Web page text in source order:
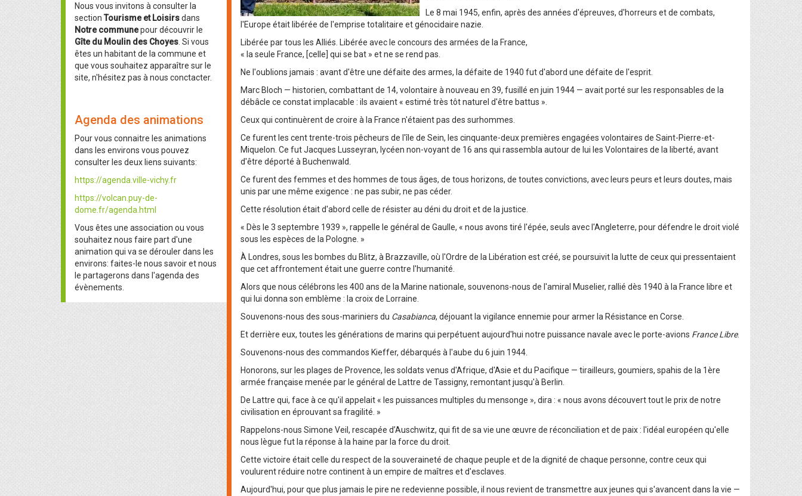
Le 8 mai 1945, enfin, après des années d'épreuves, d'horreurs et de combats,
l'Europe était libérée de l'emprise totalitaire et génocidaire nazie.
Libérée par tous les Alliés. Libérée avec le concours des armées de la France,
« la seule France, [celle] qui se bat » et ne se rend pas.
Ne l'oublions jamais : avant d'être une défaite des armes, la défaite de 1940 fut d'abord une défaite de l'esprit.
Marc Bloch — historien, combattant de 14, volontaire à nouveau en 39, fusillé en juin 1944 — avait porté sur les responsables de la
débâcle ce constat implacable : ils avaient « estimé très tôt naturel d'être battus ».
Ceux qui continuèrent de croire à la France n'étaient pas des surhommes.
Ce furent les cent trente-trois pêcheurs de l'île de Sein, les cinquante-deux premières engagées volontaires de Saint-Pierre-et-
Miquelon. Ce fut Jacques Lusseyran, lycéen non-voyant de 16 ans qui rassembla autour de lui les Volontaires de la liberté, avant
d'être déporté à Buchenwald.
Ce furent des femmes et des hommes de tous âges, de tous horizons, de toutes convictions, avec leurs peurs et leurs doutes, mais
unis par une même exigence : ne pas subir, ne pas céder.
Cette résolution était d'abord celle de résister au déni du droit et de la justice.
« Dès le 3 septembre 1939 », rappelle le général de Gaulle, « nous avons tiré l'épée, seuls avec l'Angleterre, pour défendre le droit violé
sous les espèces de la Pologne. »
À Londres, sous les bombes du Blitz, à Brazzaville, où l'Ordre de la Libération est créé, se poursuivit la lutte de ceux qui pressentaient
que cet affrontement était une guerre contre l'humanité.
Alors que nous célébrons les 400 ans de la Marine nationale, souvenons-nous de l'amiral Muselier, rallié dès 1940 à la France libre et
qui lui donna son emblème : la croix de Lorraine.
Souvenons-nous des sous-mariniers du Casabianca, déjouant la vigilance ennemie pour armer la Résistance en Corse.
Et derrière eux, toutes les générations de marins qui perpétuent aujourd'hui notre puissance navale avec le porte-avions France Libre.
Souvenons-nous des commandos Kieffer, débarqués à l'aube du 6 juin 1944.
Honorons, sur les plages de Provence, les soldats venus d'Afrique, d'Asie et du Pacifique — tirailleurs, goumiers, spahis de la 1ère
armée française menée par le général de Lattre de Tassigny, remontant jusqu'à Berlin.
De Lattre qui, face à ce qu'il appelait « les puissances multiples du mensonge », dira : « nous avons découvert tout le prix de notre
civilisation en éprouvant sa fragilité. »
Rappelons-nous Simone Veil, rescapée d’Auschwitz, qui fit de sa vie une œuvre de réconciliation et de paix : l'idéal européen qu'elle
nous lègue fut la réponse à la haine par la force du droit.
Cette victoire était celle du respect de la souveraineté de chaque peuple et de la dignité de chaque personne, contre ceux qui
voulurent réduire notre continent à un empire de maîtres et d'esclaves.
Aujourd'hui, pour que plus jamais le pire ne redevienne possible, il nous revient de transmettre aux jeunes qui s'avancent dans la vie —
Nous vous invitons à consulter la
section Tourisme et Loisirsdans
Notre communepour découvrir le
Gîte du Moulin des Choyes . Si vous
êtes un habitant de la commune et
que vous souhaitez apparaître sur le
site, n'hésitez pas à nous conctacter.
Agenda des animations
Pour vous connaitre les animations
dans les environs vous pouvez
consulter les deux liens suivants:
https://agenda.ville-vichy.fr
https://volcan.puy-de-
dome.fr/agenda.html
Vous êtes une association ou vous
souhaitez nous faire part d'une
animation qui va se dérouler dans les
environs: faites-le nous savoir et nous
le partagerons dans l'agenda des
évènements.